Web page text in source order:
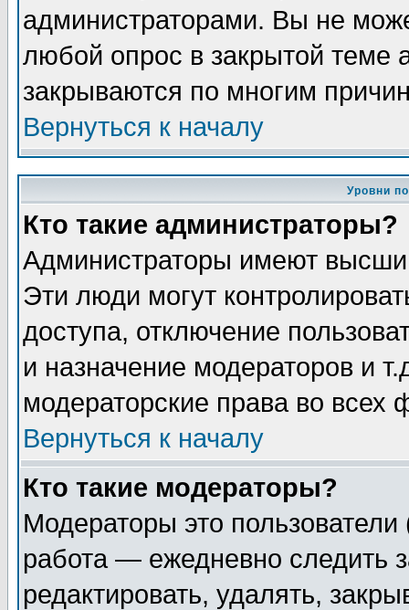
администраторами. Вы не
любой опрос в закрытой теме
закрываются по многим
Вернуться к началу
Уровни
Кто такие администраторы?
Администраторы имеют
Эти люди могут
доступа, отключение
и назначение модераторов и
модераторские права во всех
Вернуться к началу
Кто такие модераторы?
Модераторы это
работа — ежедневно следить
редактировать, удалять,